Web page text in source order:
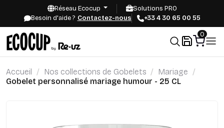
Réseau Ecocup
Solutions PRO
Besoin d'aide ? Contactez-nous +33 4 30 65 00 55
0
Accueil Nos collections de Gobelets
Mariage
Gobelet personnalisé mariage humour - 25 CL